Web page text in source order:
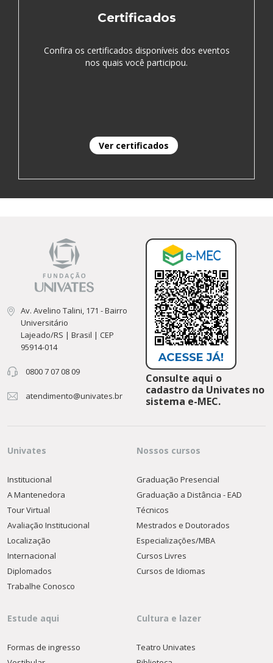
Certificados
Confira os certificados disponíveis dos eventos
nos quais você participou.
Ver certificados
Av. Avelino Talini, 171 - Bairro
Universitário
Lajeado/RS | Brasil | CEP
95914-014
0800 7 07 08 09
atendimento@univates.br
Consulte aqui o
cadastro da Univates no
sistema e-MEC.
Univates
Institucional
A Mantenedora
Tour Virtual
Avaliação Institucional
Localização
Internacional
Diplomados
Trabalhe Conosco
Nossos cursos
Graduação Presencial
Graduação a Distância - EAD
Técnicos
Mestrados e Doutorados
Especializações/MBA
Cursos Livres
Cursos de Idiomas
Estude aqui
Formas de ingresso
Cultura e lazer
Teatro Univates